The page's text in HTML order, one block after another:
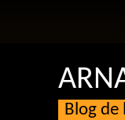
Blog